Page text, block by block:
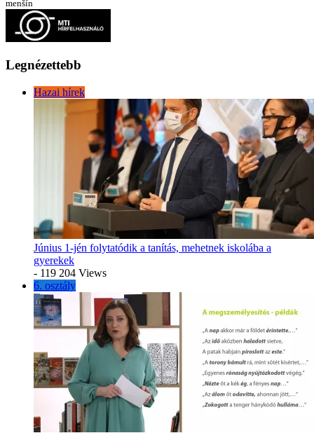
menšín
Legnézettebb
Hazai hírek
Június 1-jén folytatódik a tanítás, mehetnek iskolába a
gyerekek
- 119 204 Views
6. osztály